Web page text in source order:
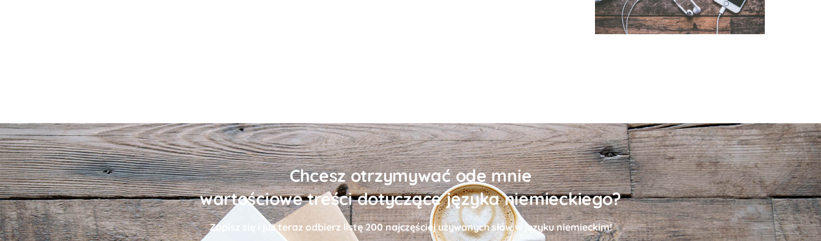
Chcesz otrzymywać ode mnie
wartościowe treści dotyczące języka niemieckiego?
Zapisz się i już teraz odbierz listę200 najczęściej używanych słów w języku niemieckim!